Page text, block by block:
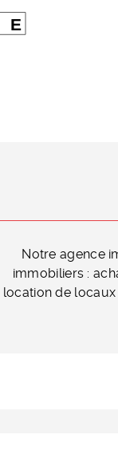
E
Notre agence
immobiliers :
location de